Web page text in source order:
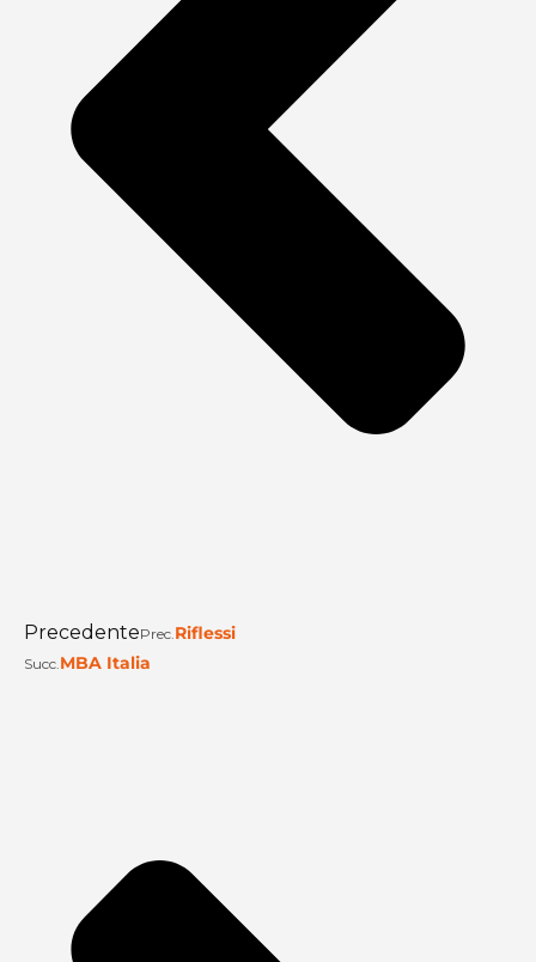
PrecedentePrec.Riflessi
Succ.MBA Italia